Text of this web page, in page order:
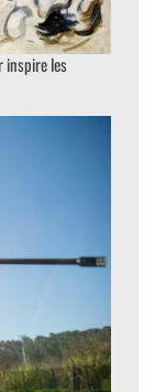
inspire les